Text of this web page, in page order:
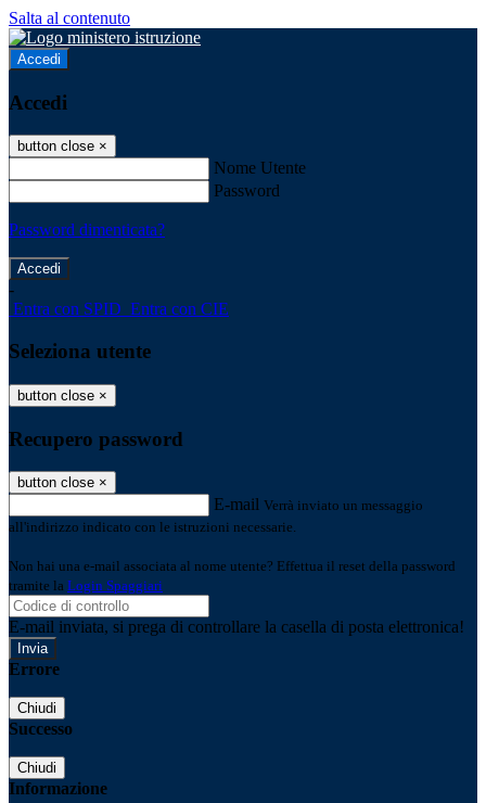
Salta al contenuto
Accedi
Accedi
button close ×
Nome Utente
Password
Password dimenticata?
-
Entra con SPID Entra con CIE
Seleziona utente
button close ×
Recupero password
button close ×
E-mail Verrà inviato un messaggio
all'indirizzo indicato con le istruzioni necessarie.
Non hai una e-mail associata al nome utente? Effettua il reset della password
tramite la Login Spaggiari
E-mail inviata, si prega di controllare la casella di posta elettronica!
Errore
Chiudi
Successo
Chiudi
Informazione